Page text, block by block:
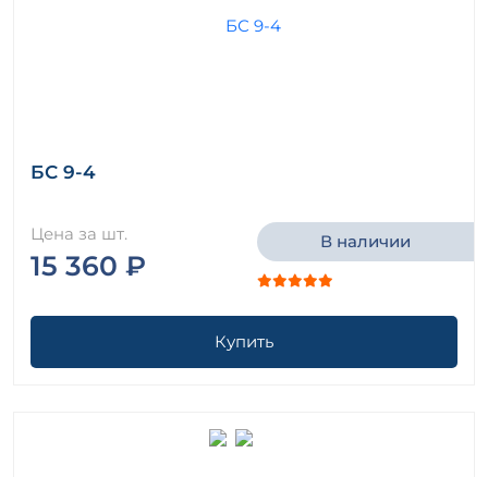
БС 9-4
Цена за шт.
15 360 ₽
В наличии
Купить